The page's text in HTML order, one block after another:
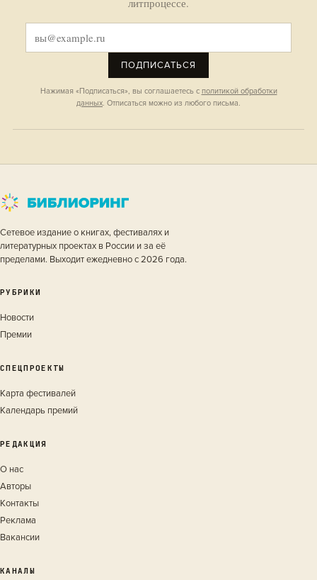
ПОДПИСАТЬСЯ
Нажимая «Подписаться», вы соглашаетесь с политикой обработки
данных. Отписаться можно из любого письма.
Сетевое издание о книгах, фестивалях и
литературных проектах в России и за её
пределами. Выходит ежедневно с 2026 года.
РУБРИКИ
Новости
Премии
СПЕЦПРОЕКТЫ
Карта фестивалей
Календарь премий
РЕДАКЦИЯ
О нас
Авторы
Контакты
Реклама
Вакансии
КАНАЛЫ